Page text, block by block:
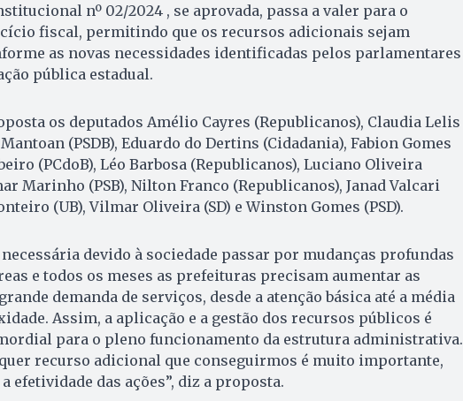
nº 02/2024 , se aprovada, passa a valer para o
fiscal, permitindo que os recursos adicionais sejam
as novas necessidades identificadas pelos parlamentares
pública estadual.
os deputados Amélio Cayres (Republicanos), Claudia Lelis
(PSDB), Eduardo do Dertins (Cidadania), Fabion Gomes
(PCdoB), Léo Barbosa (Republicanos), Luciano Oliveira
Marinho (PSB), Nilton Franco (Republicanos), Janad Valcari
(UB), Vilmar Oliveira (SD) e Winston Gomes (PSD).
necessária devido à sociedade passar por mudanças profundas
e todos os meses as prefeituras precisam aumentar as
demanda de serviços, desde a atenção básica até a média
Assim, a aplicação e a gestão dos recursos públicos é
para o pleno funcionamento da estrutura administrativa.
recurso adicional que conseguirmos é muito importante,
efetividade das ações”, diz a proposta.